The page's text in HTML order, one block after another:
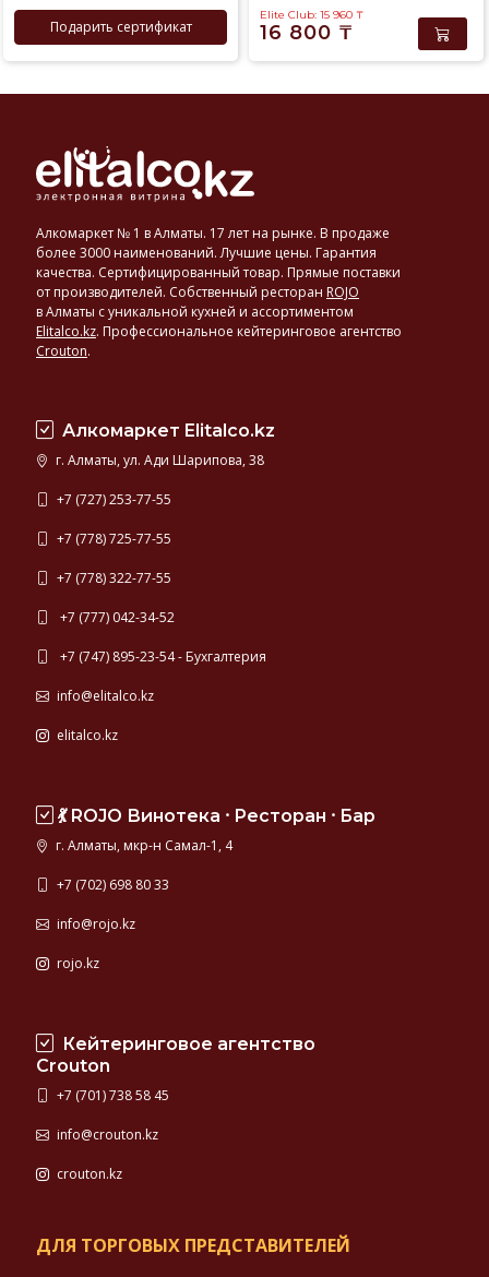
Подарить сертификат
Elite Club: 15 960 ₸
16 800 ₸
Алкомаркет № 1 в Алматы. 17 лет на рынке. В продаже
более 3000 наименований. Лучшие цены. Гарантия
качества. Сертифицированный товар. Прямые поставки
от производителей. Собственный ресторан ROJO
в Алматы с уникальной кухней и ассортиментом
Elitalco.kz. Профессиональное кейтеринговое агентство
Crouton.
Алкомаркет Elitalco.kz
г. Алматы, ул. Ади Шарипова, 38
+7 (727) 253-77-55
+7 (778) 725-77-55
+7 (778) 322-77-55
+7 (777) 042-34-52
+7 (747) 895-23-54 - Бухгалтерия
info@elitalco.kz
elitalco.kz
💃 ROJO Винотека ⸱ Ресторан ⸱ Бар
г. Алматы, мкр-н Самал-1, 4
+7 (702) 698 80 33
info@rojo.kz
rojo.kz
Кейтеринговое агентство
Crouton
+7 (701) 738 58 45
info@crouton.kz
crouton.kz
ДЛЯ ТОРГОВЫХ ПРЕДСТАВИТЕЛЕЙ